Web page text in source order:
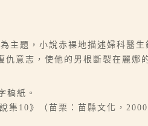
主題，小說赤裸地描述婦科醫
仇意志，使他的男根斷裂在麗
稿紙。
集10》（苗栗：苗縣文化，